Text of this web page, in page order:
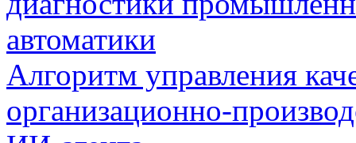
автоматики
Алгоритм управления
организационно-